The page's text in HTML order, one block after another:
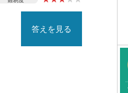
答えを見る